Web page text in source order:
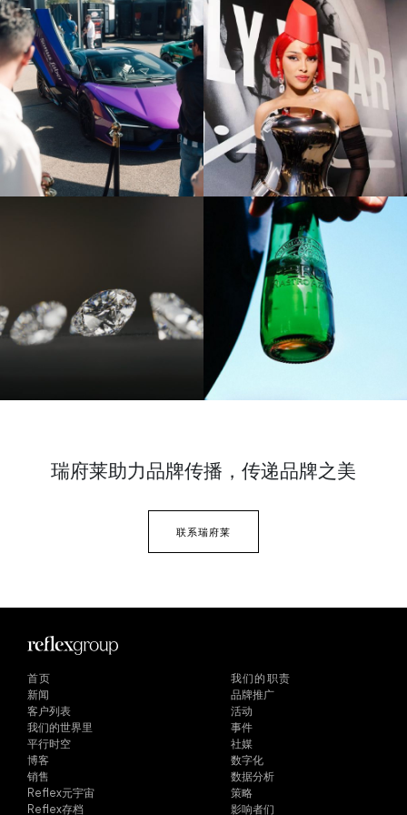
瑞府莱助力品牌传播， 传递品牌之美
联系瑞府莱
首页
新闻
客户列表
我们的世界里
平行时空
博客
销售
Reflex元宇宙
Reflex存档
我们的职责
品牌推广
活动
事件
社媒
数字化
数据分析
策略
影响者们